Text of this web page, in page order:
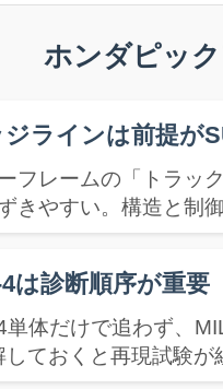
ホンダピッ
ジラインは前提が
フレームの「トラッ
きやすい。構造と制
は診断順序が重要
単体だけで追わず、
しておくと再現試験が